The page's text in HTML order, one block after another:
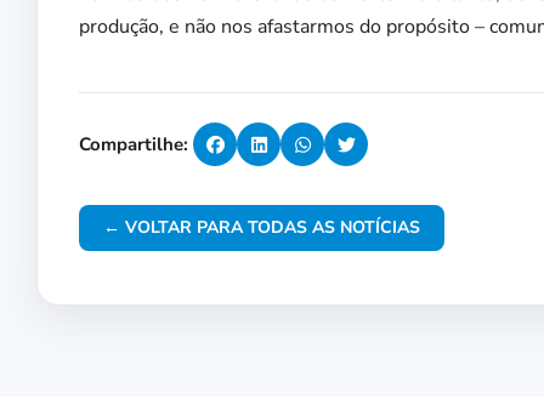
produção, e não nos afastarmos do propósito –
Compartilhe:
← VOLTAR PARA TODAS AS NOTÍCIAS